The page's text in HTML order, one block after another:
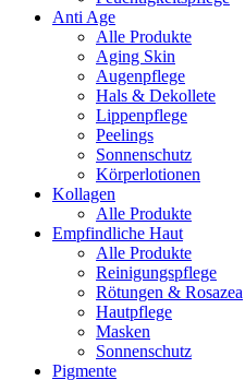
Anti Age
Alle Produkte
Aging Skin
Augenpflege
Hals & Dekollete
Lippenpflege
Peelings
Sonnenschutz
Körperlotionen
Kollagen
Alle Produkte
Empfindliche Haut
Alle Produkte
Reinigungspflege
Rötungen & Rosazea
Hautpflege
Masken
Sonnenschutz
Pigmente